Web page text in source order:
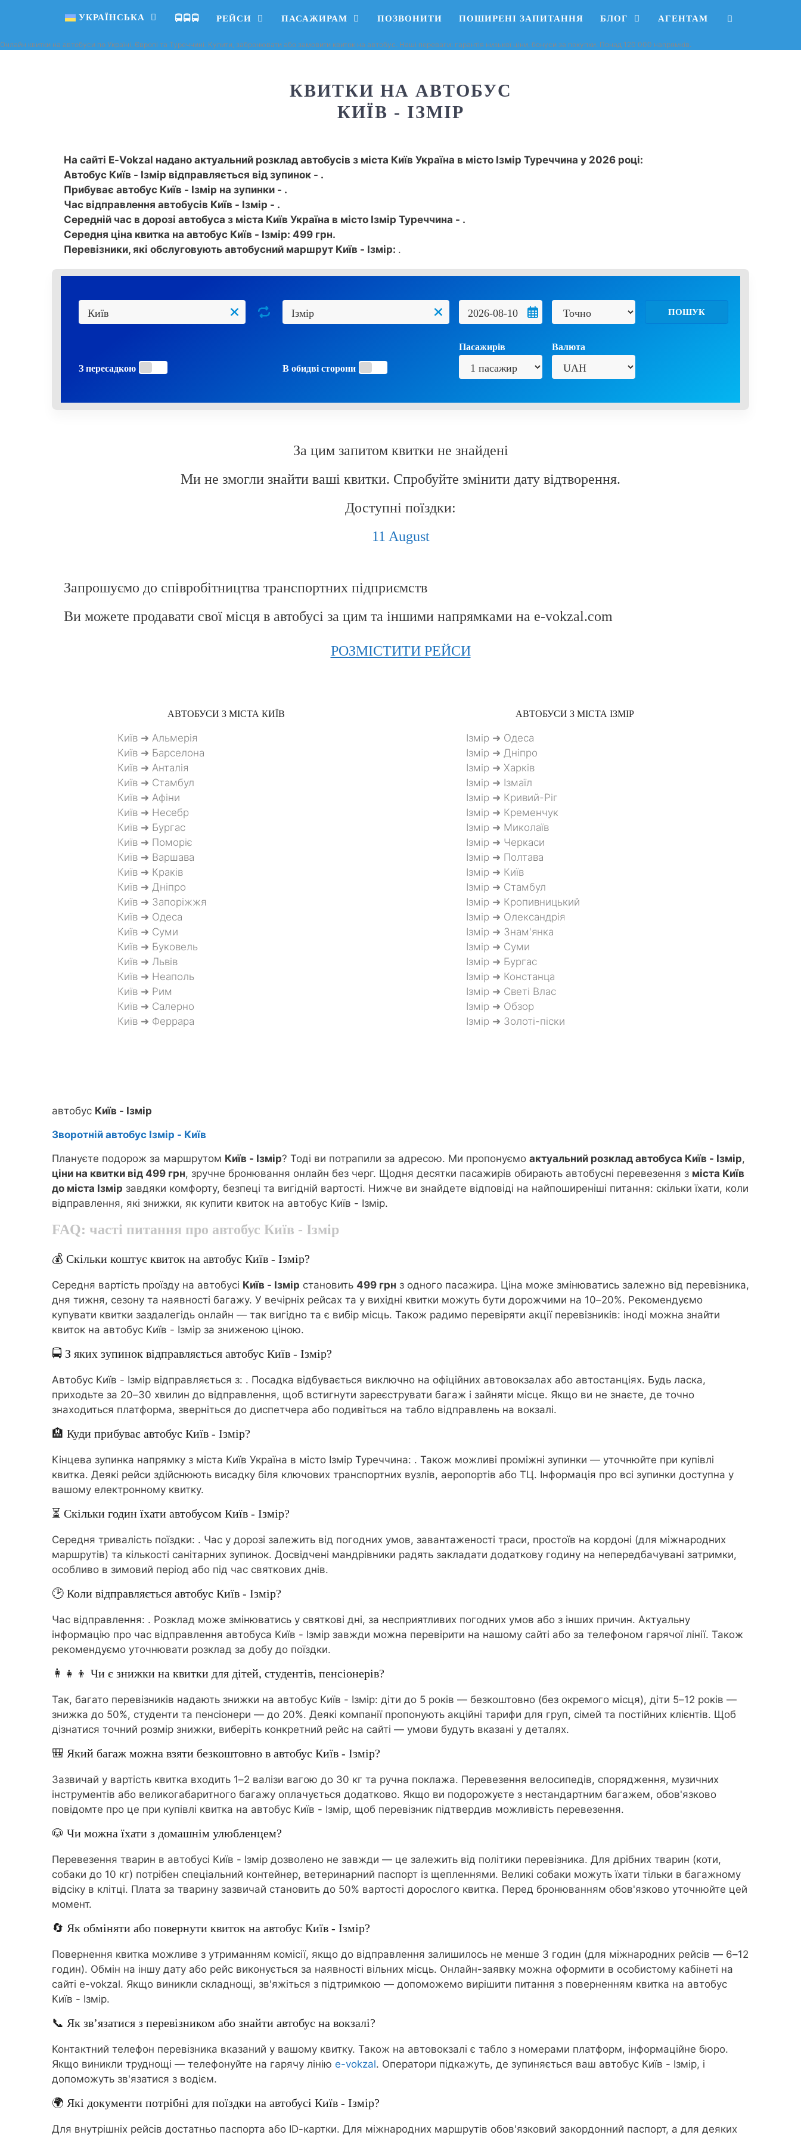
УКРАЇНСЬКА 🚍🚍🚍 РЕЙСИ ПАСАЖИРАМ ПОЗВОНИТИ ПОШИРЕНІ ЗАПИТАННЯ БЛОГ АГЕНТАМ
Онлайн квитки на автобуси по Україні, Європі та Туреччині. Купити, забронювати або замовити квиток на автобус. Наші переваги: ​​гарантія низької ціни, бонуси за покупки. Понад 120 000 напрямків.
КВИТКИ НА АВТОБУС
КИЇВ - ІЗМІР
На сайті E-Vokzal надано актуальний розклад автобусів з міста Київ Україна в місто Ізмір Туреччина у 2026 році:
Автобус Київ - Ізмір відправляється від зупинок - .
Прибуває автобус Київ - Ізмір на зупинки - .
Час відправлення автобусів Київ - Ізмір - .
Середній час в дорозі автобуса з міста Київ Україна в місто Ізмір Туреччина - .
Середня ціна квитка на автобус Київ - Ізмір: 499 грн.
Перевізники, які обслуговують автобусний маршрут Київ - Ізмір: .
ПОШУК
З пересадкою В обидві сторони
Пасажирів Валюта
За цим запитом квитки не знайдені
Ми не змогли знайти ваші квитки. Спробуйте змінити дату відтворення.
Доступні поїздки:
11 August
Запрошуємо до співробітництва транспортних підприємств
Ви можете продавати свої місця в автобусі за цим та іншими напрямками на e-vokzal.com
РОЗМІСТИТИ РЕЙСИ
АВТОБУСИ З МІСТА КИЇВ
Київ ➜ Альмерія
Київ ➜ Барселона
Київ ➜ Анталія
Київ ➜ Стамбул
Київ ➜ Афіни
Київ ➜ Несебр
Київ ➜ Бургас
Київ ➜ Поморіє
Київ ➜ Варшава
Київ ➜ Краків
Київ ➜ Дніпро
Київ ➜ Запоріжжя
Київ ➜ Одеса
Київ ➜ Суми
Київ ➜ Буковель
Київ ➜ Львів
Київ ➜ Неаполь
Київ ➜ Рим
Київ ➜ Салерно
Київ ➜ Феррара
АВТОБУСИ З МІСТА ІЗМІР
Ізмір ➜ Одеса
Ізмір ➜ Дніпро
Ізмір ➜ Харків
Ізмір ➜ Ізмаїл
Ізмір ➜ Кривий-Ріг
Ізмір ➜ Кременчук
Ізмір ➜ Миколаїв
Ізмір ➜ Черкаси
Ізмір ➜ Полтава
Ізмір ➜ Київ
Ізмір ➜ Стамбул
Ізмір ➜ Кропивницький
Ізмір ➜ Олександрія
Ізмір ➜ Знам'янка
Ізмір ➜ Суми
Ізмір ➜ Бургас
Ізмір ➜ Констанца
Ізмір ➜ Светі Влас
Ізмір ➜ Обзор
Ізмір ➜ Золоті-піски
автобус Київ - Ізмір
Зворотній автобус Ізмір - Київ
Плануєте подорож за маршрутом Київ - Ізмір? Тоді ви потрапили за адресою. Ми пропонуємо актуальний розклад автобуса Київ - Ізмір,
ціни на квитки від 499 грн, зручне бронювання онлайн без черг. Щодня десятки пасажирів обирають автобусні перевезення з міста Київ
до міста Ізмір завдяки комфорту, безпеці та вигідній вартості. Нижче ви знайдете відповіді на найпоширеніші питання: скільки їхати, коли
відправлення, які знижки, як купити квиток на автобус Київ - Ізмір.
FAQ: часті питання про автобус Київ - Ізмір
💰 Скільки коштує квиток на автобус Київ - Ізмір?
Середня вартість проїзду на автобусі Київ - Ізмір становить 499 грн з одного пасажира. Ціна може змінюватись залежно від перевізника,
дня тижня, сезону та наявності багажу. У вечірніх рейсах та у вихідні квитки можуть бути дорожчими на 10–20%. Рекомендуємо
купувати квитки заздалегідь онлайн — так вигідно та є вибір місць. Також радимо перевіряти акції перевізників: іноді можна знайти
квиток на автобус Київ - Ізмір за зниженою ціною.
🚍 З яких зупинок відправляється автобус Київ - Ізмір?
Автобус Київ - Ізмір відправляється з: . Посадка відбувається виключно на офіційних автовокзалах або автостанціях. Будь ласка,
приходьте за 20–30 хвилин до відправлення, щоб встигнути зареєструвати багаж і зайняти місце. Якщо ви не знаєте, де точно
знаходиться платформа, зверніться до диспетчера або подивіться на табло відправлень на вокзалі.
🏨 Куди прибуває автобус Київ - Ізмір?
Кінцева зупинка напрямку з міста Київ Україна в місто Ізмір Туреччина: . Також можливі проміжні зупинки — уточнюйте при купівлі
квитка. Деякі рейси здійснюють висадку біля ключових транспортних вузлів, аеропортів або ТЦ. Інформація про всі зупинки доступна у
вашому електронному квитку.
⏳ Скільки годин їхати автобусом Київ - Ізмір?
Середня тривалість поїздки: . Час у дорозі залежить від погодних умов, завантаженості траси, простоїв на кордоні (для міжнародних
маршрутів) та кількості санітарних зупинок. Досвідчені мандрівники радять закладати додаткову годину на непередбачувані затримки,
особливо в зимовий період або під час святкових днів.
🕑 Коли відправляється автобус Київ - Ізмір?
Час відправлення: . Розклад може змінюватись у святкові дні, за несприятливих погодних умов або з інших причин. Актуальну
інформацію про час відправлення автобуса Київ - Ізмір завжди можна перевірити на нашому сайті або за телефоном гарячої лінії. Також
рекомендуємо уточнювати розклад за добу до поїздки.
👩‍👧‍👦 Чи є знижки на квитки для дітей, студентів, пенсіонерів?
Так, багато перевізників надають знижки на автобус Київ - Ізмір: діти до 5 років — безкоштовно (без окремого місця), діти 5–12 років —
знижка до 50%, студенти та пенсіонери — до 20%. Деякі компанії пропонують акційні тарифи для груп, сімей та постійних клієнтів. Щоб
дізнатися точний розмір знижки, виберіть конкретний рейс на сайті — умови будуть вказані у деталях.
🎒 Який багаж можна взяти безкоштовно в автобус Київ - Ізмір?
Зазвичай у вартість квитка входить 1–2 валізи вагою до 30 кг та ручна поклажа. Перевезення велосипедів, спорядження, музичних
інструментів або великогабаритного багажу оплачується додатково. Якщо ви подорожуєте з нестандартним багажем, обов'язково
повідомте про це при купівлі квитка на автобус Київ - Ізмір, щоб перевізник підтвердив можливість перевезення.
🐶 Чи можна їхати з домашнім улюбленцем?
Перевезення тварин в автобусі Київ - Ізмір дозволено не завжди — це залежить від політики перевізника. Для дрібних тварин (коти,
собаки до 10 кг) потрібен спеціальний контейнер, ветеринарний паспорт із щепленнями. Великі собаки можуть їхати тільки в багажному
відсіку в клітці. Плата за тварину зазвичай становить до 50% вартості дорослого квитка. Перед бронюванням обов'язково уточнюйте цей
момент.
🔄 Як обміняти або повернути квиток на автобус Київ - Ізмір?
Повернення квитка можливе з утриманням комісії, якщо до відправлення залишилось не менше 3 годин (для міжнародних рейсів — 6–12
годин). Обмін на іншу дату або рейс виконується за наявності вільних місць. Онлайн-заявку можна оформити в особистому кабінеті на
сайті e-vokzal. Якщо виникли складнощі, зв'яжіться з підтримкою — допоможемо вирішити питання з поверненням квитка на автобус
Київ - Ізмір.
📞 Як зв’язатися з перевізником або знайти автобус на вокзалі?
Контактний телефон перевізника вказаний у вашому квитку. Також на автовокзалі є табло з номерами платформ, інформаційне бюро.
Якщо виникли труднощі — телефонуйте на гарячу лінію e-vokzal. Оператори підкажуть, де зупиняється ваш автобус Київ - Ізмір, і
допоможуть зв'язатися з водієм.
🌍 Які документи потрібні для поїздки на автобусі Київ - Ізмір?
Для внутрішніх рейсів достатньо паспорта або ID-картки. Для міжнародних маршрутів обов'язковий закордонний паспорт, а для деяких